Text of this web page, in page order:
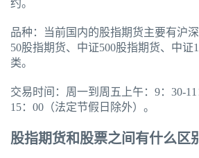
约。
品种：当前国内的股指期货主要有沪
50股指期货、中证500股指期货、中证
类。
交易时间：周一到周五上午：9：30-
15：00（法定节假日除外）。
股指期货和股票之间有什么区